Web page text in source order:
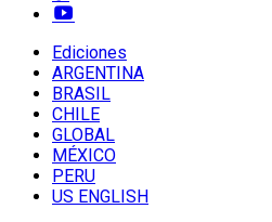
Ediciones
ARGENTINA
BRASIL
CHILE
GLOBAL
MÉXICO
PERU
US ENGLISH